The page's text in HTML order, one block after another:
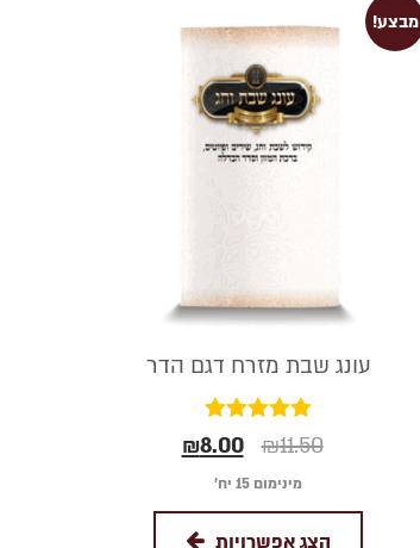
מבצע!
עונג שבת מזרח דגם הדר
דורג
5.00
מתוך 5
₪11.50
₪8.00
מינימום 15 יח׳
הצג אפשרויות